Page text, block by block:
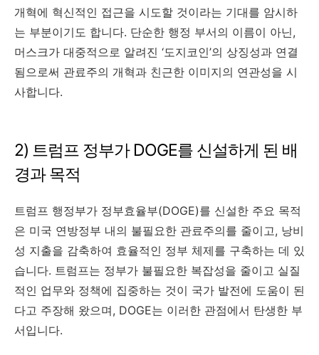
개혁에 혁신적인 접근을 시도할 것이라는 기대를 암시하
는 부분이기도 합니다. 단순한 행정 부서의 이름이 아닌,
머스크가 대중적으로 알려진 ‘도지코인’의 상징성과 연결
됨으로써 관료주의 개혁과 친근한 이미지의 연관성을 시
사합니다.
2) 트럼프 정부가 DOGE를 신설하게 된 배
경과 목적
트럼프 행정부가 정부효율부(DOGE)를 신설한 주요 목적
은 미국 연방정부 내의 불필요한 관료주의를 줄이고, 낭비
성 지출을 감축하여 효율적인 정부 체제를 구축하는 데 있
습니다. 트럼프는 정부가 불필요한 복잡성을 줄이고 실질
적인 업무와 정책에 집중하는 것이 국가 발전에 도움이 된
다고 주장해 왔으며, DOGE는 이러한 관점에서 탄생한 부
서입니다.